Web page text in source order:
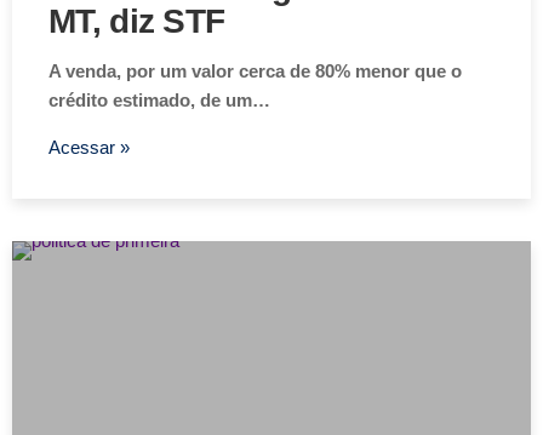
MT, diz STF
A venda, por um valor cerca de 80% menor que o
crédito estimado, de um…
Acessar »